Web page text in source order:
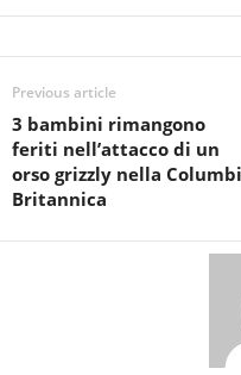
Previous article
3 bambini rimangono
feriti nell’attacco di un
orso grizzly nella
Britannica